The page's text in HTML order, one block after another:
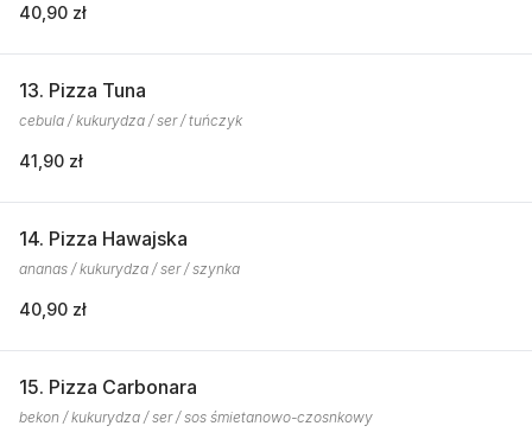
40,90 zł
13. Pizza Tuna
cebula / kukurydza / ser / tuńczyk
41,90 zł
14. Pizza Hawajska
ananas / kukurydza / ser / szynka
40,90 zł
15. Pizza Carbonara
bekon / kukurydza / ser / sos śmietanowo-czosnkowy